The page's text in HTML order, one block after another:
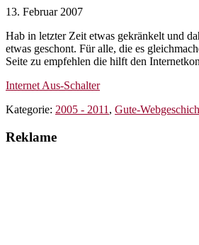
13. Februar 2007
Hab in letzter Zeit etwas gekränkelt und
etwas geschont. Für alle, die es
Seite zu empfehlen die hilft den
Internet Aus-Schalter
Kategorie: 2005 - 2011 , Gute-
Reklame